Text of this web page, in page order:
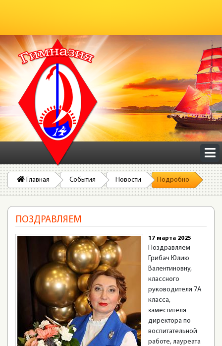
Главная События Новости Подробно
ПОЗДРАВЛЯЕМ
17 марта 2025
Поздравляем
Грибач Юлию
Валентиновну,
классного
руководителя 7А
класса,
заместителя
директора по
воспитательной
работе, лауреата